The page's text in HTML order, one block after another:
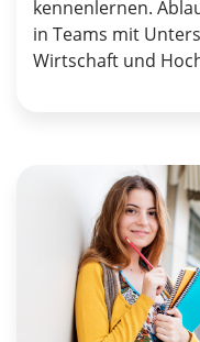
kennenlernen.
in Teams mit
Wirtschaft und